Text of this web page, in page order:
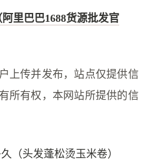
里巴巴1688货源批发官
上传并发布，站点仅提供信
所有权，本网站所提供的信
（头发蓬松烫玉米卷）